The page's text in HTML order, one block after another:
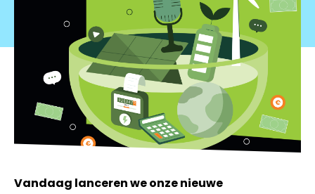
Vandaag lanceren we onze nieuwe